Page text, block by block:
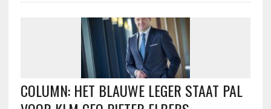
COLUMN: HET BLAUWE LEGER STAAT PAL